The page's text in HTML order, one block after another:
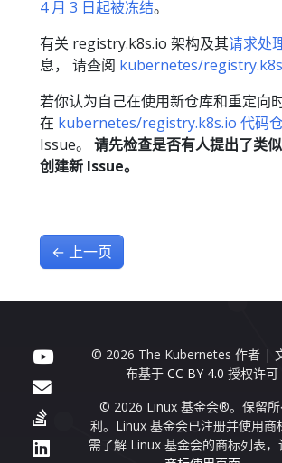
4 月 3 日起被冻结。
有关 registry.k8s.io 架构及其请求处
息， 请查阅 kubernetes/
若你认为自己在使用新仓库和重定向
在 kubernetes/registry.k8s.io 代码
Issue。 请先检查是否有人提出了类
创建新 Issue。
← 上一页
© 2026 The Kubernetes 作者 |
布基于CC BY 4.0 授权许可
© 2026 Linux 基金会®。保留所
利。Linux 基金会已注册并使用商
需了解 Linux 基金会的商标列表，